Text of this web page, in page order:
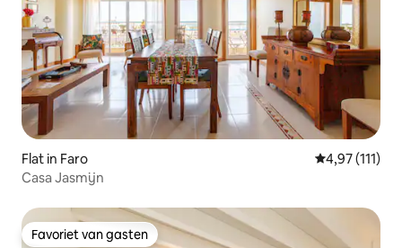
Flat in Faro Gemiddelde
4,97 (111)
Casa Jasmijn
Favoriet van gasten
Favoriet van gasten